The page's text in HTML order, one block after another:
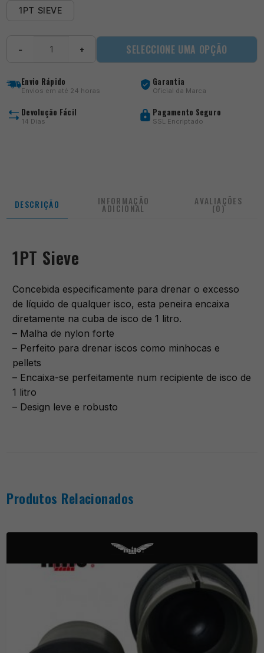
1PT SIEVE
− + SELECCIONE UMA OPÇÃO
Envio Rápido
Envios em até 24 horas
Garantia
Oficial da Marca
Devolução Fácil
14 Dias
Pagamento Seguro
SSL Encriptado
DESCRIÇÃO INFORMAÇÃO
ADICIONAL
AVALIAÇÕES
(0)
1PT Sieve
Concebida especificamente para drenar o excesso
de líquido de qualquer isco, esta peneira encaixa
diretamente na cuba de isco de 1 litro.
– Malha de nylon forte
– Perfeito para drenar iscos como minhocas e
pellets
– Encaixa-se perfeitamente num recipiente de isco de
1 litro
– Design leve e robusto
Produtos Relacionados